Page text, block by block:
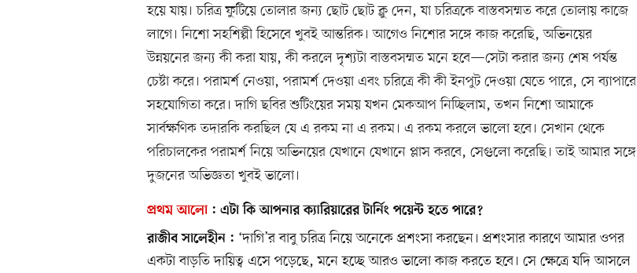
হয়ে যায়। চরিত্র ফুটিয়ে তোলার জন্য ছোট ছোট ক্লু দেন, যা চরিত্রকে বাস্তবসম্মত করে তোলায় কাজে
লাগে। নিশো সহশিল্পী হিসেবে খুবই আন্তরিক। আগেও নিশোর সঙ্গে কাজ করেছি, অভিনয়ের
উন্নয়নের জন্য কী করা যায়, কী করলে দৃশ্যটা বাস্তবসম্মত মনে হবে—সেটা করার জন্য শেষ পর্যন্ত
চেষ্টা করে। পরামর্শ নেওয়া, পরামর্শ দেওয়া এবং চরিত্রে কী কী ইনপুট দেওয়া যেতে পারে, সে ব্যাপারে
সহযোগিতা করে। দাগি ছবির শুটিংয়ের সময় যখন মেকআপ নিচ্ছিলাম, তখন নিশো আমাকে
সার্বক্ষণিক তদারকি করছিল যে এ রকম না এ রকম। এ রকম করলে ভালো হবে। সেখান থেকে
পরিচালকের পরামর্শ নিয়ে অভিনয়ের যেখানে যেখানে প্লাস করবে, সেগুলো করেছি। তাই আমার সঙ্গে
দুজনের অভিজ্ঞতা খুবই ভালো।
প্রথম আলো: এটা কি আপনার ক্যারিয়ারের টার্নিং পয়েন্ট হতে পারে?
রাজীব সালেহীন : ‘দাগি’র বাবু চরিত্র নিয়ে অনেকে প্রশংসা করছেন। প্রশংসার কারণে আমার ওপর
একটা বাড়তি দায়িত্ব এসে পড়েছে, মনে হচ্ছে আরও ভালো কাজ করতে হবে। সে ক্ষেত্রে যদি আসলে